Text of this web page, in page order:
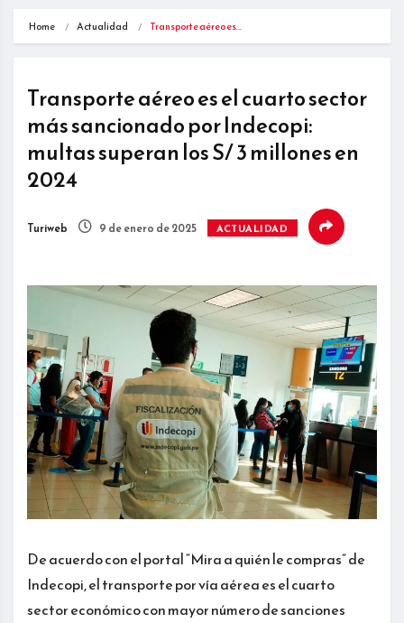
Home Actualidad Transporte aéreo es…
Transporte aéreo es el cuarto sector
más sancionado por Indecopi:
multas superan los S/ 3 millones en
2024
Turiweb 9 de enero de 2025 ACTUALIDAD
De acuerdo con el portal “Mira a quién le compras” de
Indecopi, el transporte por vía aérea es el cuarto
sector económico con mayor número de sanciones